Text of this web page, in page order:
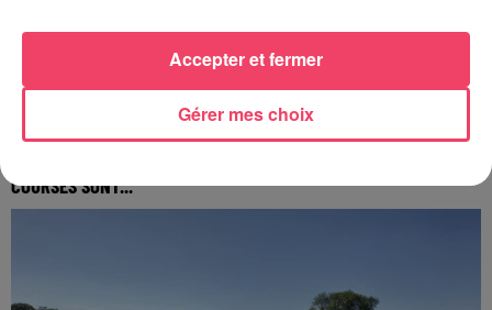
24 juillet 2026
COURSES SONT...
Gérer mes choix
Accepter et fermer